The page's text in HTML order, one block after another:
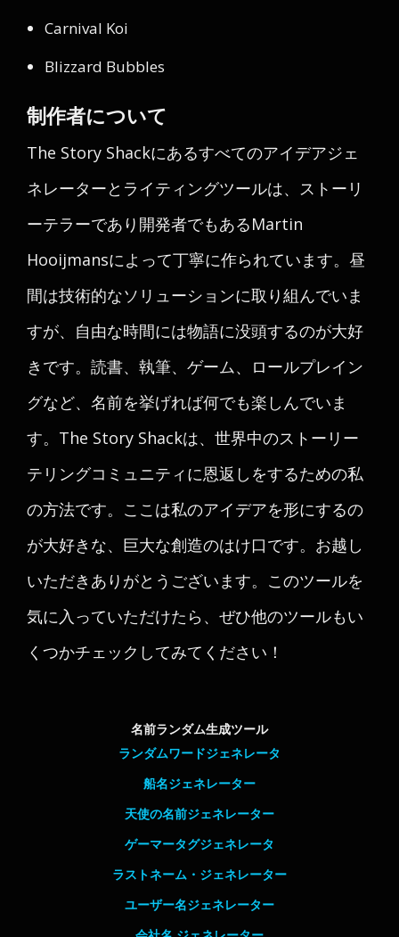
Carnival Koi
Blizzard Bubbles
制作者について
The Story Shackにあるすべてのアイデアジェ
ネレーターとライティングツールは、ストーリ
ーテラーであり開発者でもあるMartin
Hooijmansによって丁寧に作られています。昼
間は技術的なソリューションに取り組んでいま
すが、自由な時間には物語に没頭するのが大好
きです。読書、執筆、ゲーム、ロールプレイン
グなど、名前を挙げれば何でも楽しんでいま
す。The Story Shackは、世界中のストーリー
テリングコミュニティに恩返しをするための私
の方法です。ここは私のアイデアを形にするの
が大好きな、巨大な創造のはけ口です。お越し
いただきありがとうございます。このツールを
気に入っていただけたら、ぜひ他のツールもい
くつかチェックしてみてください！
名前ランダム生成ツール
ランダムワードジェネレータ
船名ジェネレーター
天使の名前ジェネレーター
ゲーマータグジェネレータ
ラストネーム・ジェネレーター
ユーザー名ジェネレーター